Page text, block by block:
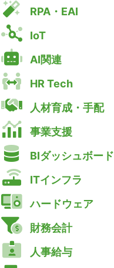
RPA・EAI
IoT
AI関連
HR Tech
人材育成・手配
事業支援
BIダッシュボード
ITインフラ
ハードウェア
財務会計
人事給与